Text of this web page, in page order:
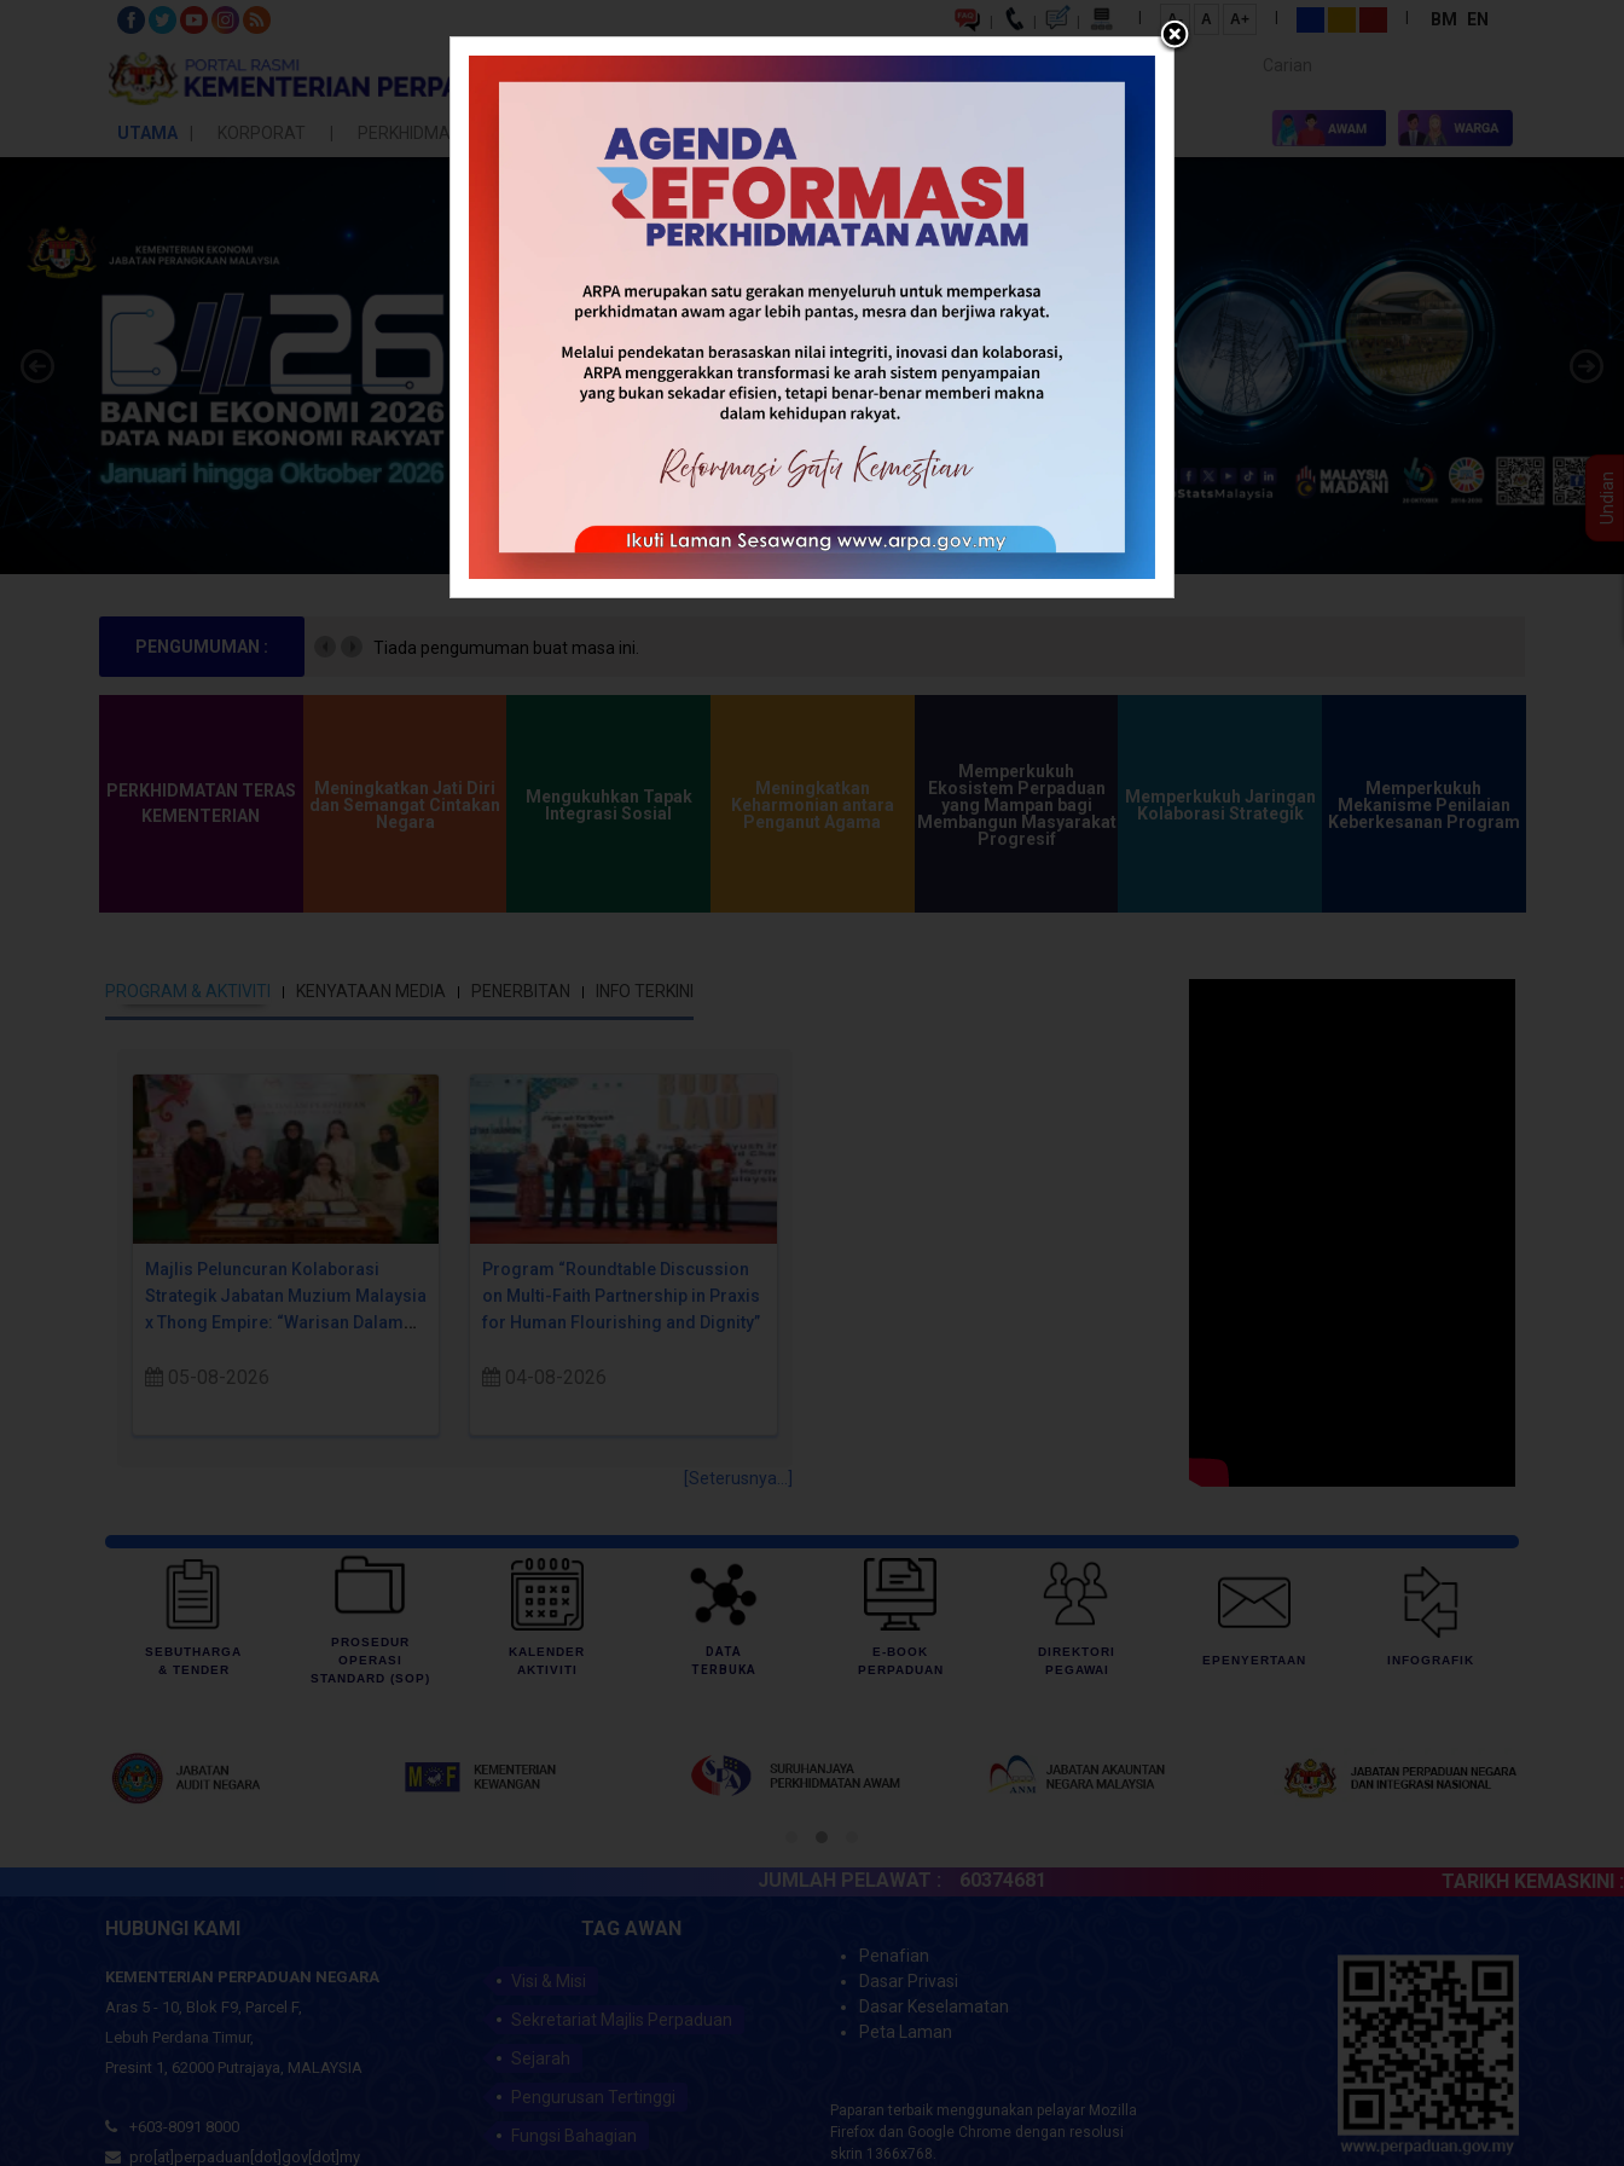
| | | | A- A A+ | | BM
EN
UTAMA KORPORAT PERKHIDMATAN DASAR & INISIATIF SOP & INFOGRAFIK
PENGUMUMAN : Tiada pengumuman buat masa ini.
PERKHIDMATAN TERAS
KEMENTERIAN
Meningkatkan Jati Diri
dan Semangat Cintakan
Negara
Mengukuhkan Tapak
Integrasi Sosial
Meningkatkan
Keharmonian antara
Penganut Agama
Memperkukuh
Ekosistem Perpaduan
yang Mampan bagi
Membangun Masyarakat
Progresif
Memperkukuh Jaringan
Kolaborasi Strategik
Memperkukuh
Mekanisme Penilaian
Keberkesanan Program
PROGRAM & AKTIVITI KENYATAAN MEDIA PENERBITAN INFO TERKINI
Majlis Peluncuran Kolaborasi
Strategik Jabatan Muzium Malaysia
x Thong Empire: “Warisan Dalam
05-08-2026
Program “Roundtable Discussion
on Multi-Faith Partnership in Praxis
for Human Flourishing and Dignity”
04-08-2026
[Seterusnya...]
Pautan Pantas
SEBUTHARGA
& TENDER
PROSEDUR
OPERASI
STANDARD (SOP)
KALENDER
AKTIVITI
DATA
TERBUKA
E-BOOK
PERPADUAN
DIREKTORI
PEGAWAI
EPENYERTAAN INFOGRAFIK
JUMLAH PELAWAT : 60374681 TARIKH KEMASKINI :07
HUBUNGI KAMI
KEMENTERIAN PERPADUAN NEGARA
Aras 5 - 10, Blok F9, Parcel F,
Lebuh Perdana Timur,
Presint 1, 62000 Putrajaya, MALAYSIA
+603-8091 8000
pro[at]perpaduan[dot]gov[dot]my
TAG AWAN
Visi & Misi
Sekretariat Majlis Perpaduan
Sejarah
Pengurusan Tertinggi
Fungsi Bahagian
Penafian
Dasar Privasi
Dasar Keselamatan
Peta Laman
Paparan terbaik menggunakan pelayar Mozilla
Firefox dan Google Chrome dengan resolusi
skrin 1366x768.
Undian